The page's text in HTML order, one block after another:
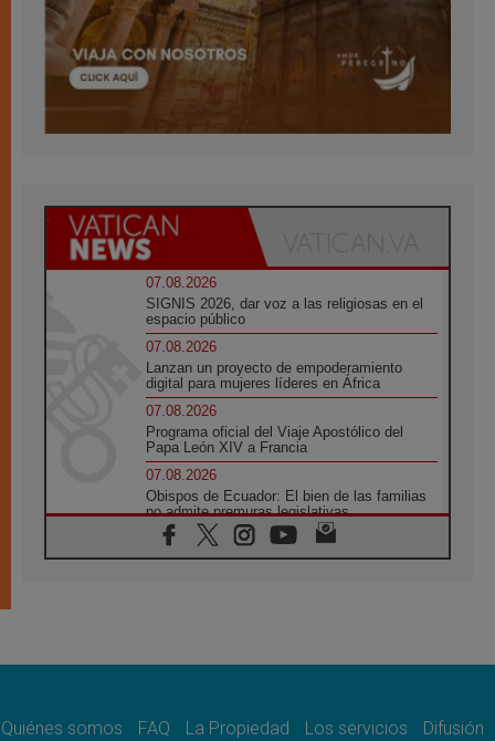
07.08.2026
SIGNIS 2026, dar voz a las religiosas en el
espacio público
07.08.2026
Lanzan un proyecto de empoderamiento
digital para mujeres líderes en África
07.08.2026
Programa oficial del Viaje Apostólico del
Papa León XIV a Francia
07.08.2026
Obispos de Ecuador: El bien de las familias
no admite premuras legislativas
06.08.2026
Cardenal Parolin: La paz comienza con la
06.08.2026
06.08.2026
Quiénes somos FAQ La Propiedad Los servicios Difusión